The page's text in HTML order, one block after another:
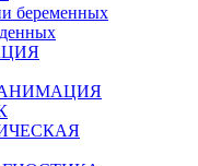
беременных